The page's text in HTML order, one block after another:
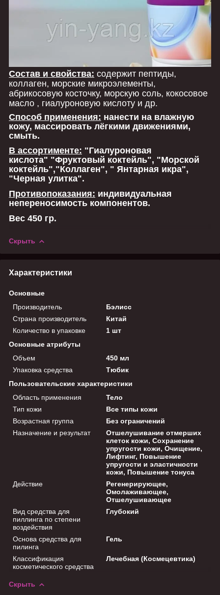
Состав и свойства: содержит пептиды,
коллаген, морские микроэлементы,
абрикосовую косточку, морскую соль, кокосовое
масло , гиалуроновую кислоту и др.
Способ применения: нанести на влажную
кожу, массировать лёгкими движениями,
смыть.
В ассортименте: "Гиалуроновая
кислота" "Фруктовый коктейль", "Морской
коктейль","Коллаген", " Янтарная икра",
"Черная улитка".
Противопоказания: индивидуальная
непереносимость компонентов.
Вес 450 гр.
Скрыть
Характеристики
Основные
Производитель
Бэлисс
Страна производитель
Китай
Количество в упаковке
1 шт
Основные атрибуты
Объем
450 мл
Упаковка средства
Тюбик
Пользовательские характеристики
Область применения
Тело
Тип кожи
Все типы кожи
Возрастная группа
Без ограничений
Назначение и результат
Отшелушивание отмерших
клеток кожи, Сохранение
упругости кожи, Очищение,
Лифтинг, Повышение
упругости и эластичности
кожи, Повышение тонуса
Действие
Регенерирующее,
Омолаживающее,
Отшелушивающее
Вид средства для
пиллинга по степени
воздействия
Глубокий
Основа средства для
пилинга
Гель
Классификация
косметического средства
Лечебная (Космецевтика)
Скрыть